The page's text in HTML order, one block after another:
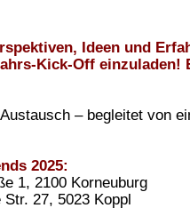
Ideen und
Kick-Off einzuladen!
– begleitet von
2025:
1, 2100 Korneuburg
27, 5023 Koppl